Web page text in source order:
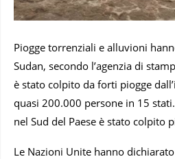
Piogge torrenziali e alluvioni
Sudan, secondo l’agenzia di
è stato colpito da forti piogge
quasi 200.000 persone in 15
nel Sud del Paese è stato colpito
Le Nazioni Unite hanno